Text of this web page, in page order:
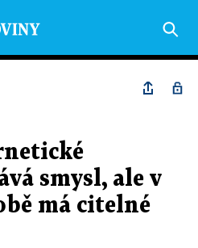
smysl, ale v
má citelné